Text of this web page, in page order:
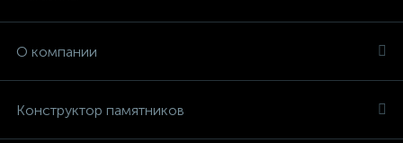
О компании
Конструктор памятников